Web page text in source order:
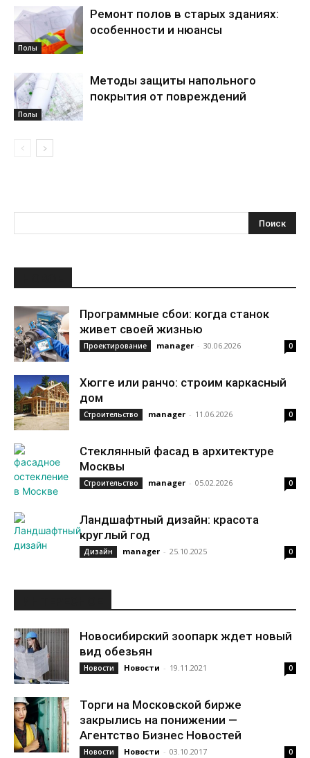
Полы
Ремонт полов в старых зданиях:
особенности и нюансы
Полы
Методы защиты напольного
покрытия от повреждений
Программные сбои: когда станок
живет своей жизнью
Проектирование manager - 30.06.2026 0
Хюгге или ранчо: строим каркасный
дом
Строительство manager - 11.06.2026 0
Стеклянный фасад в архитектуре
Москвы
Строительство manager - 05.02.2026 0
Ландшафтный дизайн: красота
круглый год
Дизайн manager - 25.10.2025 0
Новосибирский зоопарк ждет новый
вид обезьян
Новости Новости - 19.11.2021 0
Торги на Московской бирже
закрылись на понижении —
Агентство Бизнес Новостей
Новости Новости - 03.10.2017 0